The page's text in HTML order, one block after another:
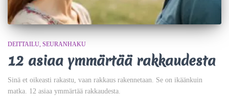
DEITTAILU SEURANHAKU
12 asiaa ymmärtää rakkaudesta
Sinä et oikeasti rakastu, vaan rakkaus rakennetaan. Se on ikäänkuin
matka. 12 asiaa ymmärtää rakkaudesta.